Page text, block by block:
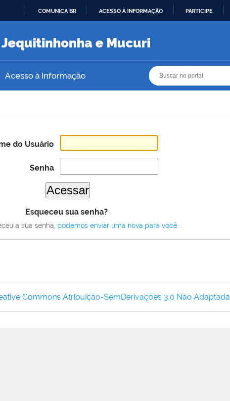
O
COMUNICA BR ACESSO À INFORMAÇÃO PARTICIPE
e Mucuri
Acesso à Informação
do Usuário
Senha
Esqueceu sua senha?
a sua senha, podemos enviar uma nova para você
Commons Atribuição-SemDerivações 3.0 Não Adaptada